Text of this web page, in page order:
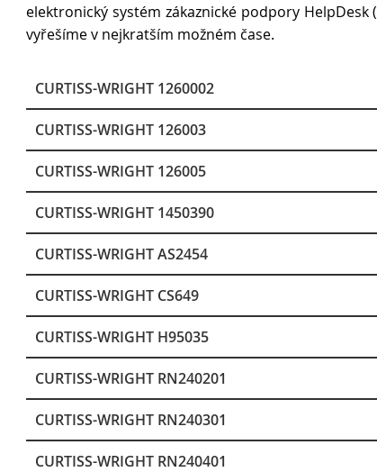
elektronický systém zákaznické podpory HelpDesk (
vyřešíme v nejkratším možném čase.
CURTISS-WRIGHT 1260002
CURTISS-WRIGHT 126003
CURTISS-WRIGHT 126005
CURTISS-WRIGHT 1450390
CURTISS-WRIGHT AS2454
CURTISS-WRIGHT CS649
CURTISS-WRIGHT H95035
CURTISS-WRIGHT RN240201
CURTISS-WRIGHT RN240301
CURTISS-WRIGHT RN240401